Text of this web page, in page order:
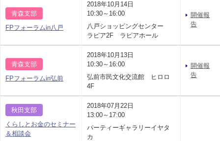
青森支部
FPフォーラムin八戸
2018年10月14日
10:30～16:00
八戸ショッピングセンター
ラピア2F ラピアホール
開催報
告
青森支部
FPフォーラムin弘前
2018年10月13日
10:30～16:00
弘前市民文化交流館 ヒロロ
4F
開催報
告
秋田支部
くらしとお金のセミナー
＆相談会
2018年07月22日
13:00～17:00
パーティーギャラリーイヤタ
カ